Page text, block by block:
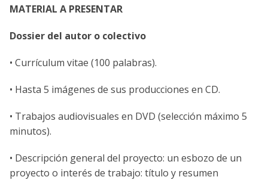
MATERIAL A PRESENTAR
Dossier del autor o colectivo
• Currículum vitae (100 palabras).
• Hasta 5 imágenes de sus producciones en CD.
• Trabajos audiovisuales en DVD (selección máximo 5
minutos).
• Descripción general del proyecto: un esbozo de un
proyecto o interés de trabajo: título y resumen